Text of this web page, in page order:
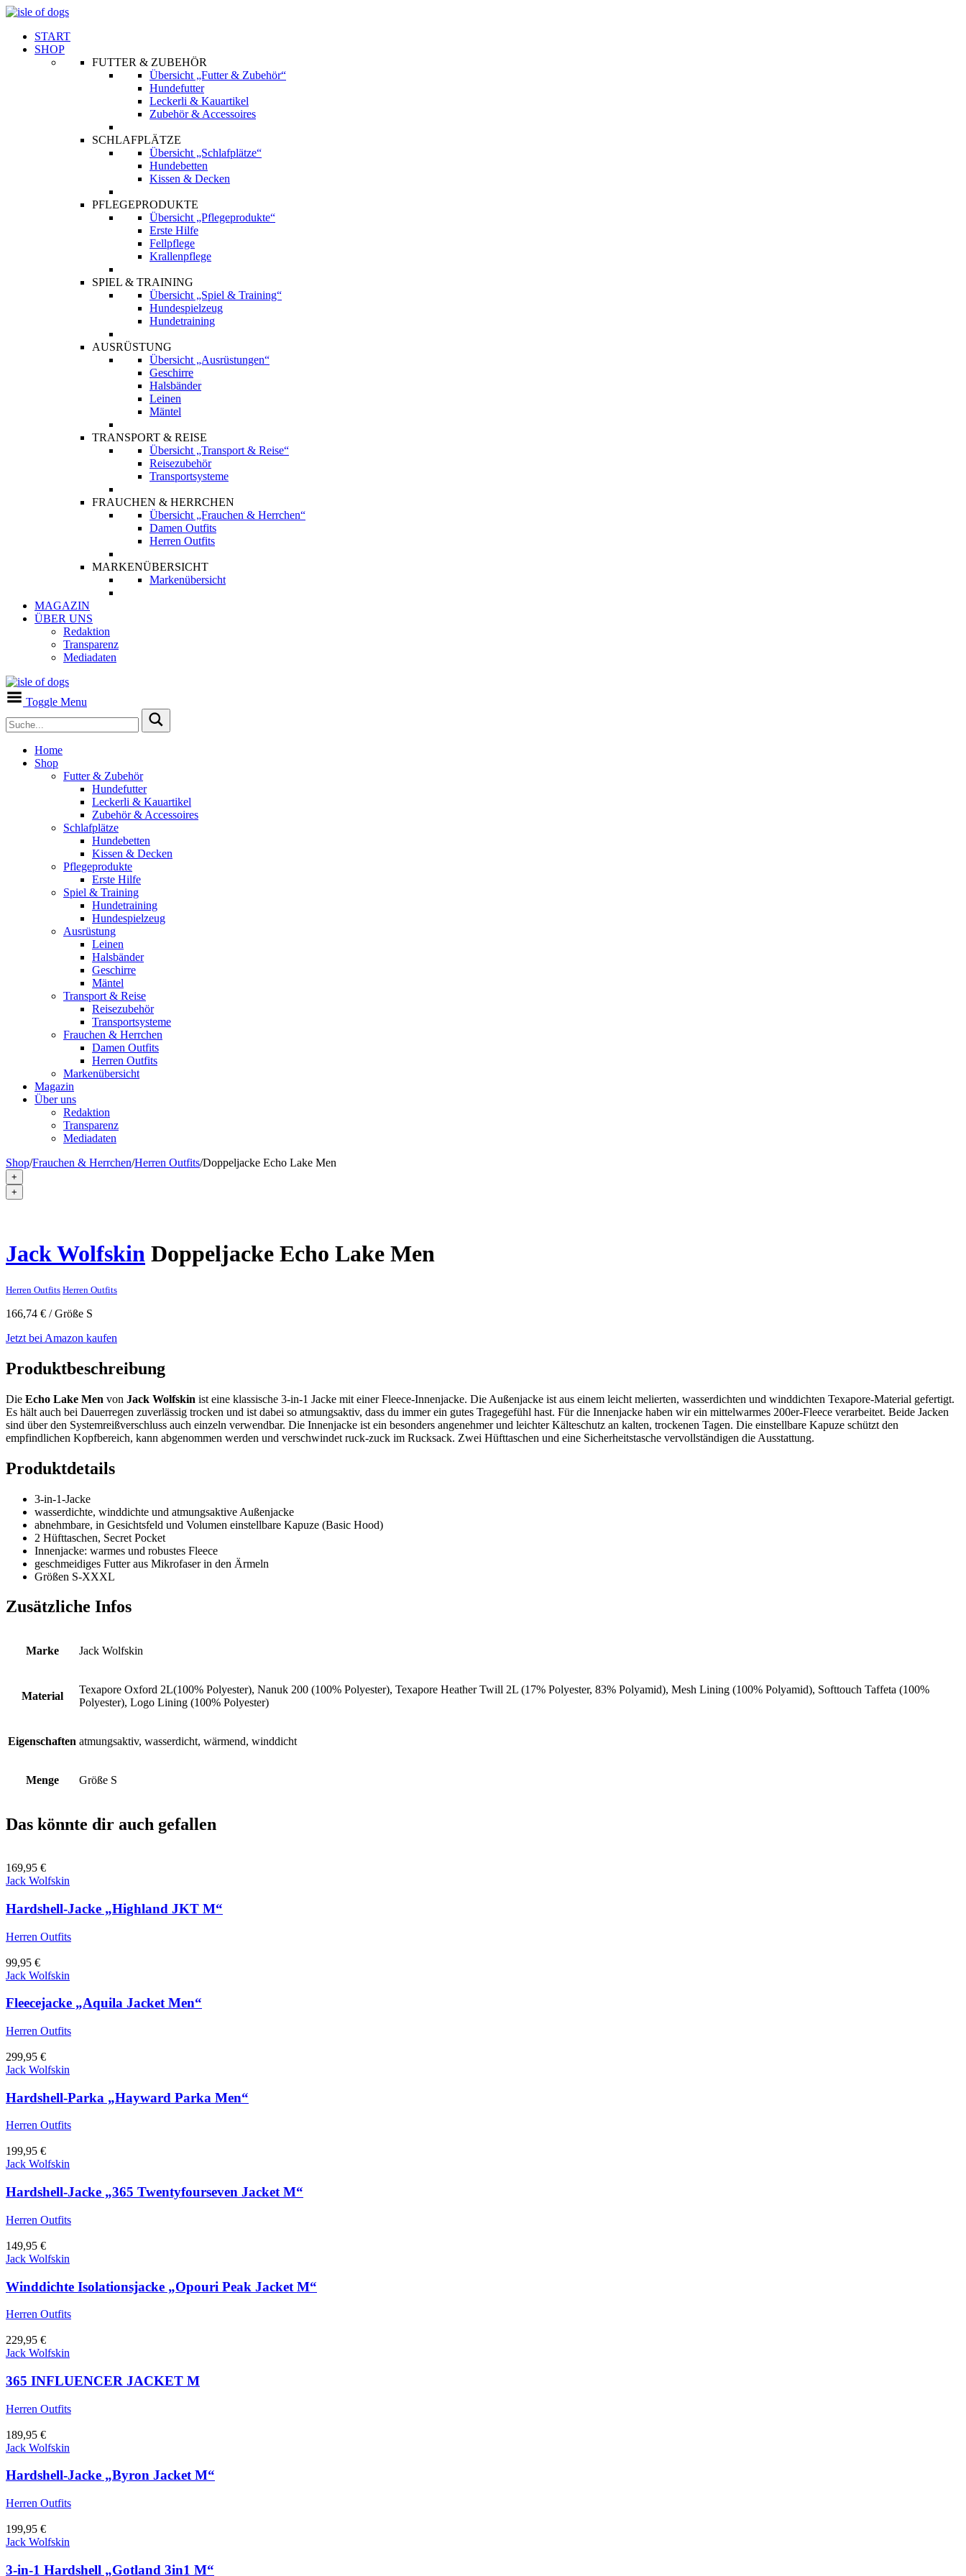
START
SHOP
FUTTER & ZUBEHÖR
Übersicht „Futter & Zubehör“
Hundefutter
Leckerli & Kauartikel
Zubehör & Accessoires
SCHLAFPLÄTZE
Übersicht „Schlafplätze“
Hundebetten
Kissen & Decken
PFLEGEPRODUKTE
Übersicht „Pflegeprodukte“
Erste Hilfe
Fellpflege
Krallenpflege
SPIEL & TRAINING
Übersicht „Spiel & Training“
Hundespielzeug
Hundetraining
AUSRÜSTUNG
Übersicht „Ausrüstungen“
Geschirre
Halsbänder
Leinen
Mäntel
TRANSPORT & REISE
Übersicht „Transport & Reise“
Reisezubehör
Transportsysteme
FRAUCHEN & HERRCHEN
Übersicht „Frauchen & Herrchen“
Damen Outfits
Herren Outfits
MARKENÜBERSICHT
Markenübersicht
MAGAZIN
ÜBER UNS
Redaktion
Transparenz
Mediadaten
Toggle Menu
Home
Shop
Futter & Zubehör
Hundefutter
Leckerli & Kauartikel
Zubehör & Accessoires
Schlafplätze
Hundebetten
Kissen & Decken
Pflegeprodukte
Erste Hilfe
Spiel & Training
Hundetraining
Hundespielzeug
Ausrüstung
Leinen
Halsbänder
Geschirre
Mäntel
Transport & Reise
Reisezubehör
Transportsysteme
Frauchen & Herrchen
Damen Outfits
Herren Outfits
Markenübersicht
Magazin
Über uns
Redaktion
Transparenz
Mediadaten
Shop/Frauchen & Herrchen/Herren Outfits/Doppeljacke Echo Lake Men
+
+
Jack Wolfskin Doppeljacke Echo Lake Men
Herren Outfits Herren Outfits
166,74 € / Größe S
Jetzt bei Amazon kaufen
Produktbeschreibung
Die Echo Lake Men von Jack Wolfskin ist eine klassische 3-in-1 Jacke mit einer Fleece-Innenjacke. Die Außenjacke ist aus einem leicht melierten, wasserdichten und winddichten Texapore-Material gefertigt.
Es hält auch bei Dauerregen zuverlässig trocken und ist dabei so atmungsaktiv, dass du immer ein gutes Tragegefühl hast. Für die Innenjacke haben wir ein mittelwarmes 200er-Fleece verarbeitet. Beide Jacken
sind über den Systemreißverschluss auch einzeln verwendbar. Die Innenjacke ist ein besonders angenehmer und leichter Kälteschutz an kalten, trockenen Tagen. Die einstellbare Kapuze schützt den
empfindlichen Kopfbereich, kann abgenommen werden und verschwindet ruck-zuck im Rucksack. Zwei Hüfttaschen und eine Sicherheitstasche vervollständigen die Ausstattung.
Produktdetails
3-in-1-Jacke
wasserdichte, winddichte und atmungsaktive Außenjacke
abnehmbare, in Gesichtsfeld und Volumen einstellbare Kapuze (Basic Hood)
2 Hüfttaschen, Secret Pocket
Innenjacke: warmes und robustes Fleece
geschmeidiges Futter aus Mikrofaser in den Ärmeln
Größen S-XXXL
Zusätzliche Infos
Marke Jack Wolfskin
Material
Texapore Oxford 2L(100% Polyester), Nanuk 200 (100% Polyester), Texapore Heather Twill 2L (17% Polyester, 83% Polyamid), Mesh Lining (100% Polyamid), Softtouch Taffeta (100%
Polyester), Logo Lining (100% Polyester)
Eigenschaften atmungsaktiv, wasserdicht, wärmend, winddicht
Menge Größe S
Das könnte dir auch gefallen
169,95 €
Jack Wolfskin
Hardshell-Jacke „Highland JKT M“
Herren Outfits
99,95 €
Jack Wolfskin
Fleecejacke „Aquila Jacket Men“
Herren Outfits
299,95 €
Jack Wolfskin
Hardshell-Parka „Hayward Parka Men“
Herren Outfits
199,95 €
Jack Wolfskin
Hardshell-Jacke „365 Twentyfourseven Jacket M“
Herren Outfits
149,95 €
Jack Wolfskin
Winddichte Isolationsjacke „Opouri Peak Jacket M“
Herren Outfits
229,95 €
Jack Wolfskin
365 INFLUENCER JACKET M
Herren Outfits
189,95 €
Jack Wolfskin
Hardshell-Jacke „Byron Jacket M“
Herren Outfits
199,95 €
Jack Wolfskin
3-in-1 Hardshell „Gotland 3in1 M“